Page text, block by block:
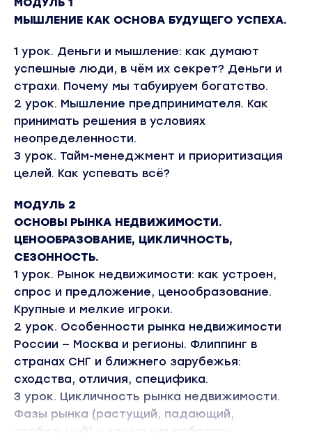
МЫШЛЕНИЕ КАК ОСНОВА БУДУЩЕГО УСПЕХА.
1 урок. Деньги и мышление: как думают
успешные люди, в чём их секрет? Деньги и
страхи. Почему мы табуируем богатство.
2 урок. Мышление предпринимателя. Как
принимать решения в условиях
неопределенности.
3 урок. Тайм-менеджмент и приоритизация
целей. Как успевать всё?
МОДУЛЬ 2
ОСНОВЫ РЫНКА НЕДВИЖИМОСТИ.
ЦЕНООБРАЗОВАНИЕ, ЦИКЛИЧНОСТЬ,
СЕЗОННОСТЬ.
1 урок. Рынок недвижимости: как устроен,
спрос и предложение, ценообразование.
Крупные и мелкие игроки.
2 урок. Особенности рынка недвижимости
России — Москва и регионы. Флиппинг в
странах СНГ и ближнего зарубежья:
сходства, отличия, специфика.
3 урок. Цикличность рынка недвижимости.
Фазы рынка (растущий, падающий,
стабильный) и как на них работать.